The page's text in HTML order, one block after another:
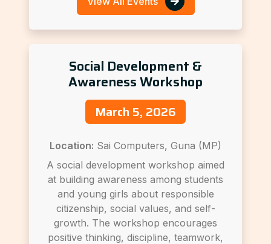
Social Development &
Awareness Workshop
March 5, 2026
Location: Sai Computers, Guna (MP)
A social development workshop aimed
at building awareness among students
and young girls about responsible
citizenship, social values, and self-
growth. The workshop encourages
positive thinking, discipline, teamwork,